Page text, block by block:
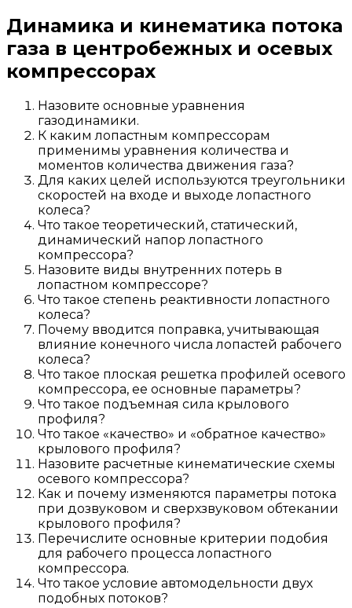
Динамика и кинематика потока
газа в центробежных и осевых
компрессорах
Назовите основные уравнения
газодинамики.
К каким лопастным компрессорам
применимы уравнения количества и
моментов количества движения газа?
Для каких целей используются треугольники
скоростей на входе и выходе лопастного
колеса?
Что такое теоретический, статический,
динамический напор лопастного
компрессора?
Назовите виды внутренних потерь в
лопастном компрессоре?
Что такое степень реактивности лопастного
колеса?
Почему вводится поправка, учитывающая
влияние конечного числа лопастей рабочего
колеса?
Что такое плоская решетка профилей осевого
компрессора, ее основные параметры?
Что такое подъемная сила крылового
профиля?
Что такое «качество» и «обратное качество»
крылового профиля?
Назовите расчетные кинематические схемы
осевого компрессора?
Как и почему изменяются параметры потока
при дозвуковом и сверхзвуковом обтекании
крылового профиля?
Перечислите основные критерии подобия
для рабочего процесса лопастного
компрессора.
Что такое условие автомодельности двух
подобных потоков?